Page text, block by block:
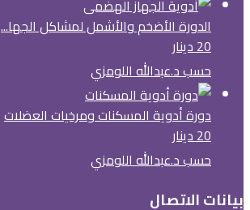
الدورة الأضخم والأشمل لمشاكل الجها...
20 دينار
حسب د.عبدالله اللومزي
دورة أدوية المسكنات ومرخيات العضلات
20 دينار
حسب د.عبدالله اللومزي
بيانات الاتصال